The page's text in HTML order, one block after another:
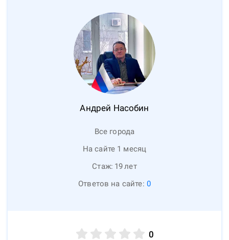
Андрей Насобин
Все города
На сайте 1 месяц
Стаж: 19лет
Ответов на сайте: 0
0